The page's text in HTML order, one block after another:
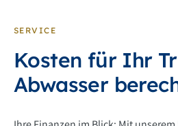
SERVICE
Kosten für Ihr
Abwasser